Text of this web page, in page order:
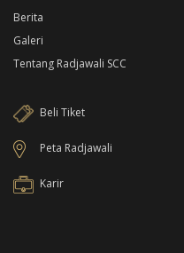
Berita
Galeri
Tentang Radjawali SCC
Beli Tiket
Peta Radjawali
Karir